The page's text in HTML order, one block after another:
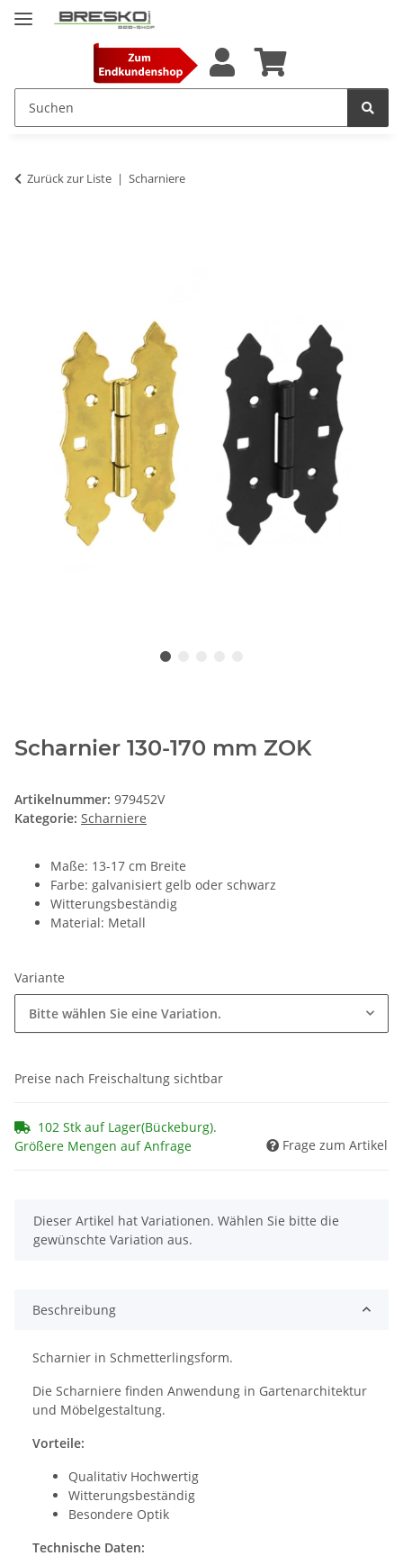
Zurück zur Liste Scharniere
Scharnier 130-170 mm ZOK
Artikelnummer: 979452V
Kategorie: Scharniere
Maße: 13-17 cm Breite
Farbe: galvanisiert gelb oder schwarz
Witterungsbeständig
Material: Metall
Variante
Bitte wählen Sie eine Variation.
Preise nach Freischaltung sichtbar
102 Stk auf Lager(Bückeburg).
Größere Mengen auf Anfrage
Frage zum Artikel
x
Dieser Artikel hat Variationen. Wählen Sie bitte die
gewünschte Variation aus.
Beschreibung
Scharnier in Schmetterlingsform.
Die Scharniere finden Anwendung in Gartenarchitektur
und Möbelgestaltung.
Vorteile:
Qualitativ Hochwertig
Witterungsbeständig
Besondere Optik
Technische Daten: